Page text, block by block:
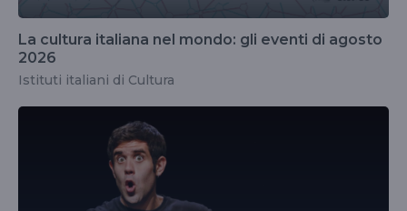
La cultura italiana nel mondo: gli eventi di agosto
2026
Istituti italiani di Cultura